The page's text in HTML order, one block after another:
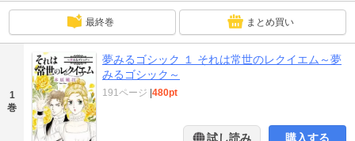
最終巻 まとめ買い
1
巻
夢みるゴシック １ それは常世のレクイエム～夢
みるゴシック～
191ページ 480pt
試し読み 購入する